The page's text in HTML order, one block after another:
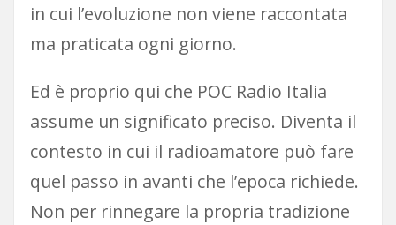
in cui l’evoluzione non viene raccontata
ma praticata ogni giorno.
Ed è proprio qui che POC Radio Italia
assume un significato preciso. Diventa il
contesto in cui il radioamatore può fare
quel passo in avanti che l’epoca richiede.
Non per rinnegare la propria tradizione